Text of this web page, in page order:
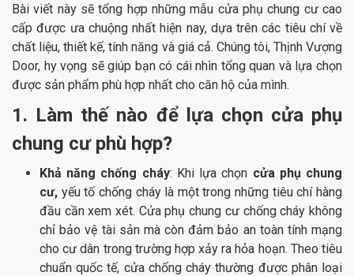
Bài viết này sẽ tổng hợp những mẫu cửa phụ chung cư cao
cấp được ưa chuộng nhất hiện nay, dựa trên các tiêu chí về
chất liệu, thiết kế, tính năng và giá cả. Chúng tôi, Thịnh Vượng
Door, hy vọng sẽ giúp bạn có cái nhìn tổng quan và lựa chọn
được sản phẩm phù hợp nhất cho căn hộ của mình.
1. Làm thế nào để lựa chọn cửa phụ
chung cư phù hợp?
Khả năng chống cháy: Khi lựa chọn cửa phụ chung
cư, yếu tố chống cháy là một trong những tiêu chí hàng
đầu cần xem xét. Cửa phụ chung cư chống cháy không
chỉ bảo vệ tài sản mà còn đảm bảo an toàn tính mạng
cho cư dân trong trường hợp xảy ra hỏa hoạn. Theo tiêu
chuẩn quốc tế, cửa chống cháy thường được phân loại